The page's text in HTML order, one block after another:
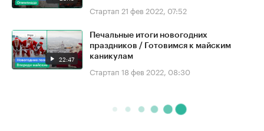
Стартап 21 фев 2022, 07:52
22:47
Печальные итоги новогодних
праздников / Готовимся к майским
каникулам
Стартап 18 фев 2022, 08:30